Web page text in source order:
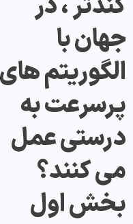
جهان با
الگوریتم های
پرسرعت به
درستی عمل
می کنند؟
بخش اول